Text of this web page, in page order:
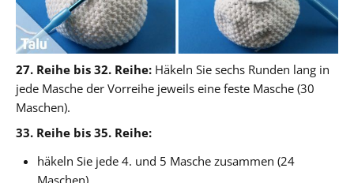
27. Reihe bis 32. Reihe: Häkeln Sie sechs Runden lang in
jede Masche der Vorreihe jeweils eine feste Masche (30
Maschen).
33. Reihe bis 35. Reihe:
häkeln Sie jede 4. und 5 Masche zusammen (24
Maschen)